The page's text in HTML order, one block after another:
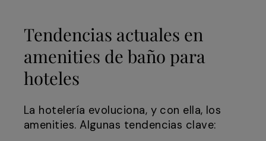
Tendencias actuales en
amenities de baño para
hoteles
La hotelería evoluciona, y con ella, los
amenities. Algunas tendencias clave: